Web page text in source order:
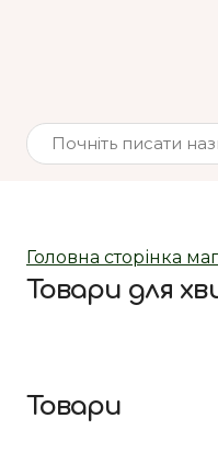
Головна сторінка
Товари для
Товари